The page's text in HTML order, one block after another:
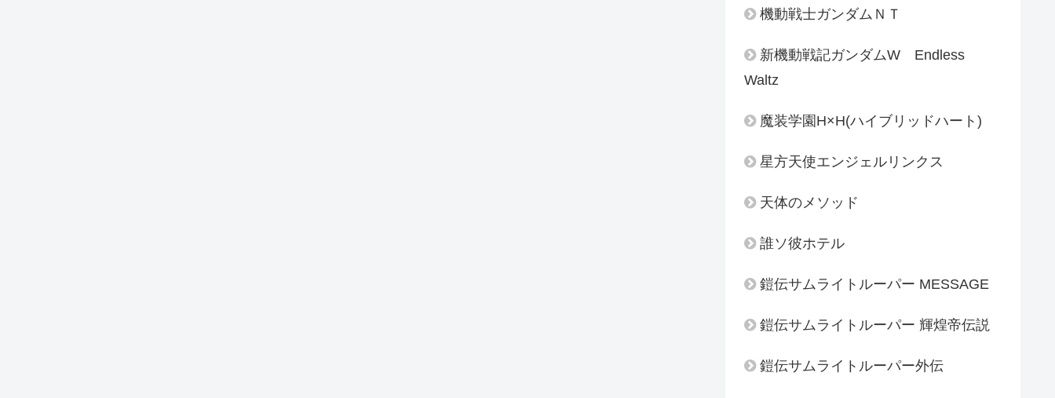
機動戦士ガンダムＮＴ
新機動戦記ガンダムW Endless
Waltz
魔装学園H×H(ハイブリッドハート)
星方天使エンジェルリンクス
天体のメソッド
誰ソ彼ホテル
鎧伝サムライトルーパー MESSAGE
鎧伝サムライトルーパー 輝煌帝伝説
鎧伝サムライトルーパー外伝